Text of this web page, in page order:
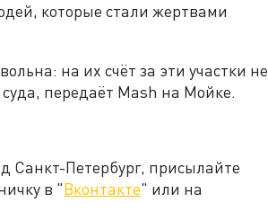
которые стали жертвами
на их счёт за эти участки не
передаёт Mash на Мойке.
Санкт-Петербург, присылайте
в "Вконтакте" или на